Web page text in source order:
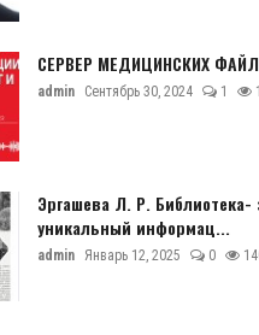
СЕРВЕР МЕДИЦИНСКИХ
admin Сентябрь 30, 2024 1
Эргашева Л. Р. Библиотека-
уникальный информац...
admin Январь 12, 2025 0